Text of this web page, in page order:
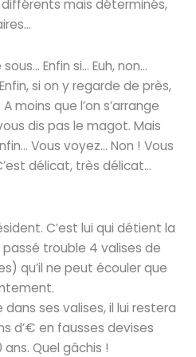
mais déterminés,
Enfin si… Euh, non…
si on y regarde de près,
moins que l’on s’arrange
dis pas le magot. Mais
Vous voyez… Non ! Vous
délicat, très délicat…
C’est lui qui détient la
trouble 4 valises de
qu’il ne peut écouler que
ses valises, il lui restera
d’€ en fausses devises
ans. Quel gâchis !